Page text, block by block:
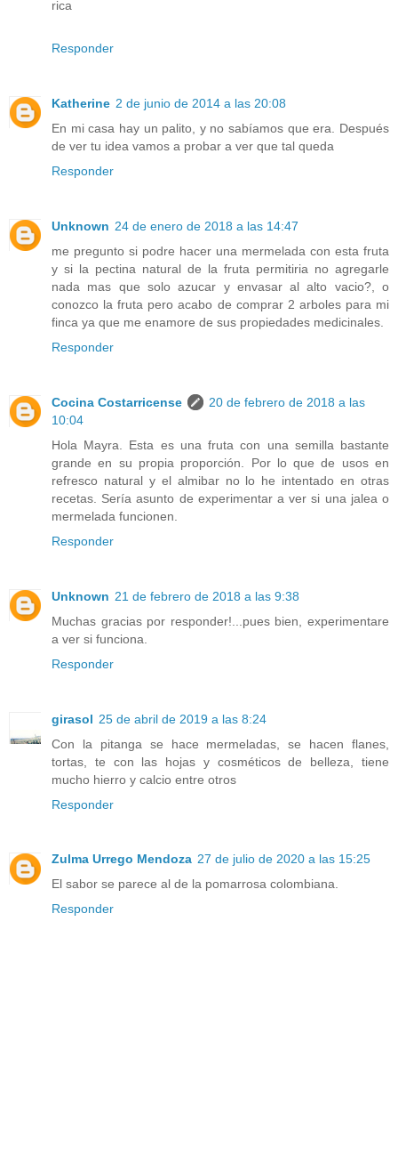
rica
Responder
Katherine 2 de junio de 2014 a las 20:08
En mi casa hay un palito, y no sabíamos que era. Después
de ver tu idea vamos a probar a ver que tal queda
Responder
Unknown 24 de enero de 2018 a las 14:47
me pregunto si podre hacer una mermelada con esta fruta
y si la pectina natural de la fruta permitiria no agregarle
nada mas que solo azucar y envasar al alto vacio?, o
conozco la fruta pero acabo de comprar 2 arboles para mi
finca ya que me enamore de sus propiedades medicinales.
Responder
Cocina Costarricense
20 de febrero de 2018 a las
10:04
Hola Mayra. Esta es una fruta con una semilla bastante
grande en su propia proporción. Por lo que de usos en
refresco natural y el almibar no lo he intentado en otras
recetas. Sería asunto de experimentar a ver si una jalea o
mermelada funcionen.
Responder
Unknown 21 de febrero de 2018 a las 9:38
Muchas gracias por responder!...pues bien, experimentare
a ver si funciona.
Responder
girasol 25 de abril de 2019 a las 8:24
Con la pitanga se hace mermeladas, se hacen flanes,
tortas, te con las hojas y cosméticos de belleza, tiene
mucho hierro y calcio entre otros
Responder
Zulma Urrego Mendoza 27 de julio de 2020 a las 15:25
El sabor se parece al de la pomarrosa colombiana.
Responder